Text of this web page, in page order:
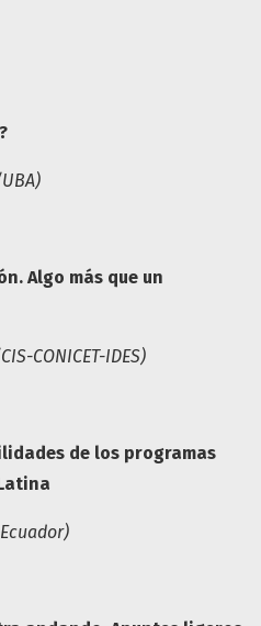
2017
2017
Algo más que un
CONICET-IDES)
2017
de los programas
de 2017